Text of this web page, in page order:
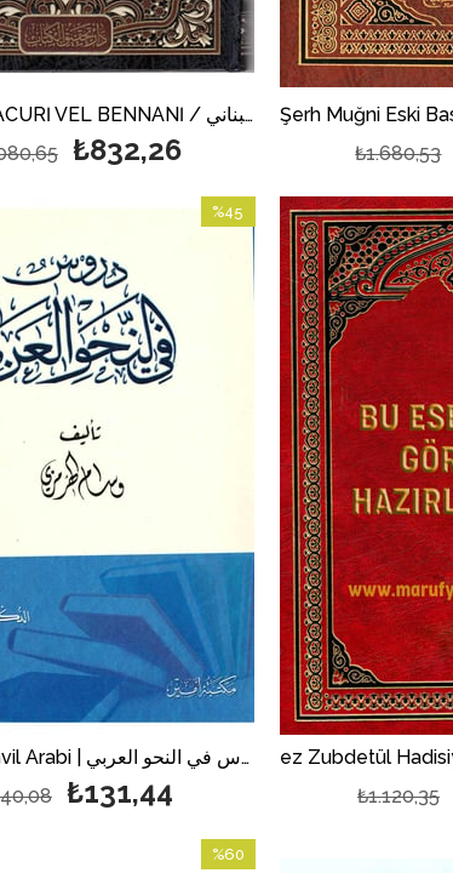
ŞERHAL BACURİ VEL BENNANİ / شرحا الباجوري والبناني
₺832,26 ₺1.680,53
Durus Finahvil Arabi | دروس في النحو العربي
₺131,44
%45
İndirim
%45İndirim
₺1.120,35
%60